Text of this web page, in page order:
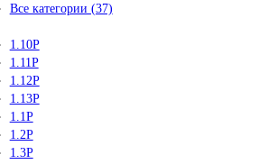
Все категории (37)
1.10P
1.11P
1.12P
1.13P
1.1P
1.2P
1.3P